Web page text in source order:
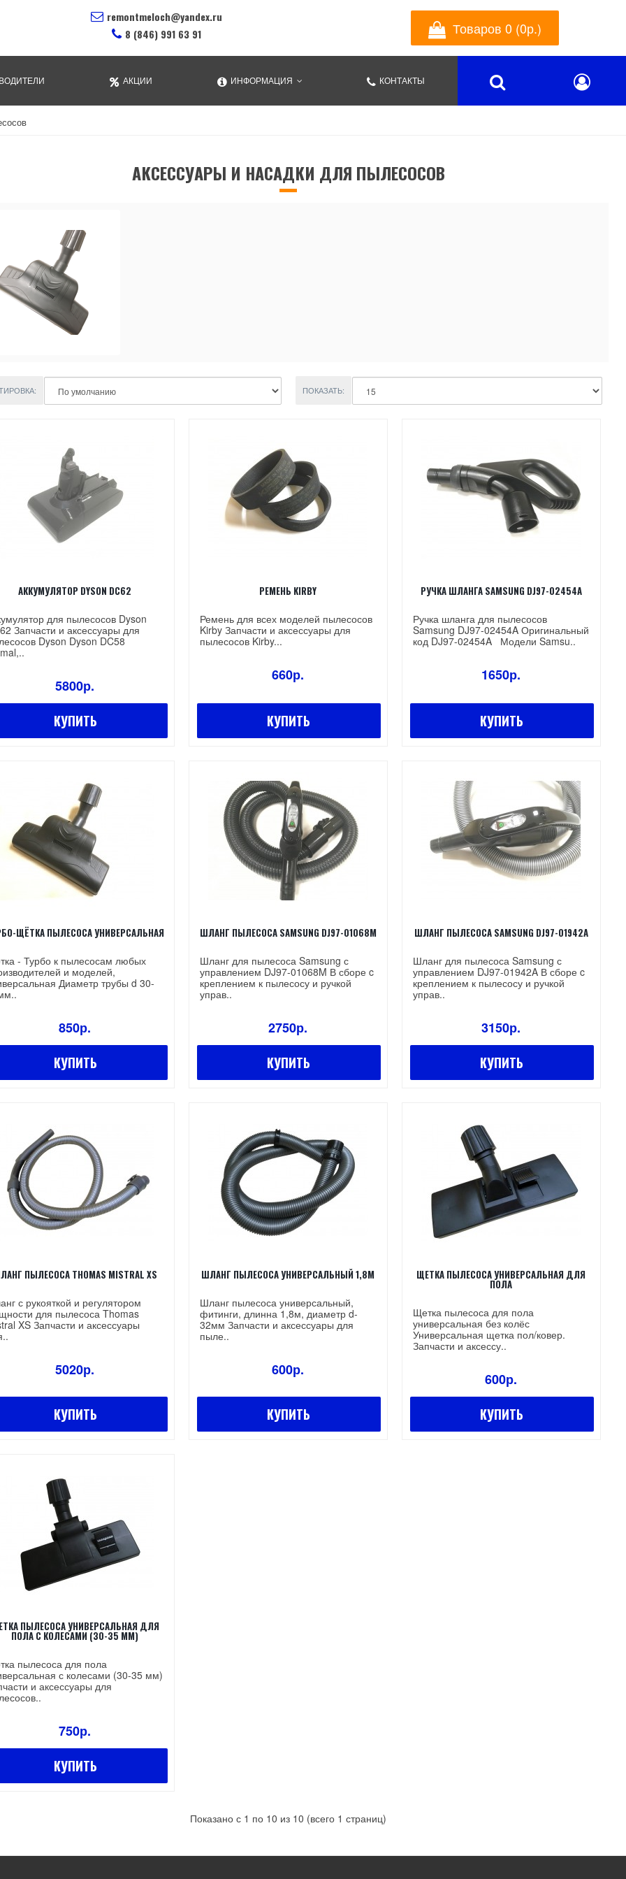
remontmeloch@yandex.ru
8 (846) 991 63 91
Товаров 0 (0р.)
АКЦИИ ИНФОРМАЦИЯ КОНТАКТЫ
АКСЕССУАРЫ И НАСАДКИ ДЛЯ ПЫЛЕСОСОВ
ПОКАЗАТЬ:
АККУМУЛЯТОР DYSON DC62
для пылесосов Dyson
Запчасти и аксессуары для
Dyson Dyson DC58
5800р.
КУПИТЬ
РЕМЕНЬ KIRBY
Ремень для всех моделей пылесосов
Kirby Запчасти и аксессуары для
пылесосов Kirby...
660р.
КУПИТЬ
РУЧКА ШЛАНГА SAMSUNG DJ97-02454A
Ручка шланга для пылесосов
Samsung DJ97-02454A Оригинальный
код DJ97-02454A Модели Samsu..
1650р.
КУПИТЬ
ЩЁТКА ПЫЛЕСОСА УНИВЕРСАЛЬНАЯ
- Турбо к пылесосам любых
и моделей,
Диаметр трубы d 30-
850р.
КУПИТЬ
ШЛАНГ ПЫЛЕСОСА SAMSUNG DJ97-01068M
Шланг для пылесоса Samsung с
управлением DJ97-01068M В сборе c
креплением к пылесосу и ручкой
управ..
2750р.
КУПИТЬ
ШЛАНГ ПЫЛЕСОСА SAMSUNG DJ97-01942A
Шланг для пылесоса Samsung с
управлением DJ97-01942A В сборе c
креплением к пылесосу и ручкой
управ..
3150р.
КУПИТЬ
ПЫЛЕСОСА THOMAS MISTRAL XS
с рукояткой и регулятором
для пылесоса Thomas
XS Запчасти и аксессуары
5020р.
КУПИТЬ
ШЛАНГ ПЫЛЕСОСА УНИВЕРСАЛЬНЫЙ 1,8М
Шланг пылесоса универсальный,
фитинги, длинна 1,8м, диаметр d-
32мм Запчасти и аксессуары для
пыле..
600р.
КУПИТЬ
ЩЕТКА ПЫЛЕСОСА УНИВЕРСАЛЬНАЯ ДЛЯ
ПОЛА
Щетка пылесоса для пола
универсальная без колёс
Универсальная щетка пол/ковер.
Запчасти и аксессу..
600р.
КУПИТЬ
ПЫЛЕСОСА УНИВЕРСАЛЬНАЯ ДЛЯ
ПОЛА С КОЛЕСАМИ (30-35 ММ)
пылесоса для пола
с колесами (30-35 мм)
и аксессуары для
750р.
КУПИТЬ
Показано с 1 по 10 из 10 (всего 1 страниц)